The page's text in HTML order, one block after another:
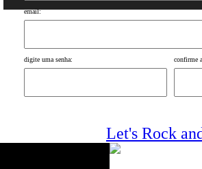
email:
digite uma senha: confirme
Let's Rock